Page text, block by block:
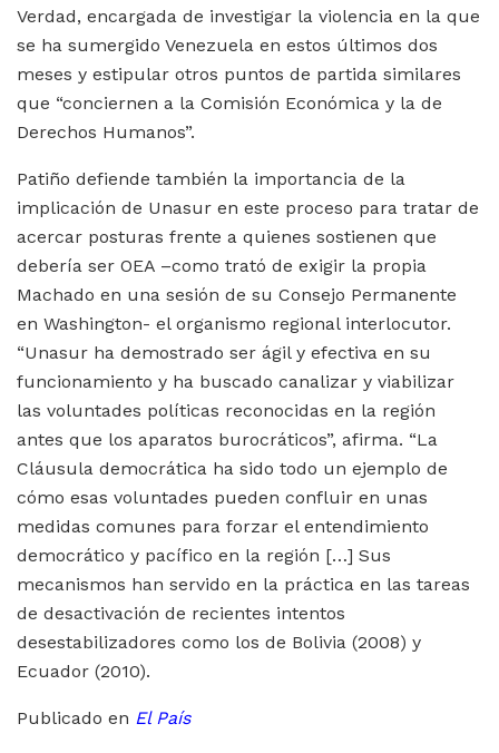
Verdad, encargada de investigar la violencia en la que
se ha sumergido Venezuela en estos últimos dos
meses y estipular otros puntos de partida similares
que “conciernen a la Comisión Económica y la de
Derechos Humanos”.
Patiño defiende también la importancia de la
implicación de Unasur en este proceso para tratar de
acercar posturas frente a quienes sostienen que
debería ser OEA –como trató de exigir la propia
Machado en una sesión de su Consejo Permanente
en Washington- el organismo regional interlocutor.
“Unasur ha demostrado ser ágil y efectiva en su
funcionamiento y ha buscado canalizar y viabilizar
las voluntades políticas reconocidas en la región
antes que los aparatos burocráticos”, afirma. “La
Cláusula democrática ha sido todo un ejemplo de
cómo esas voluntades pueden confluir en unas
medidas comunes para forzar el entendimiento
democrático y pacífico en la región […] Sus
mecanismos han servido en la práctica en las tareas
de desactivación de recientes intentos
desestabilizadores como los de Bolivia (2008) y
Ecuador (2010).
Publicado en El País